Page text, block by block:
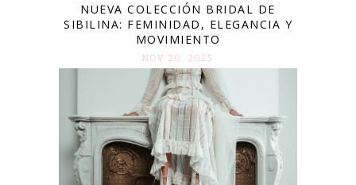
NUEVA COLECCIÓN BRIDAL DE
SIBILINA: FEMINIDAD, ELEGANCIA Y
MOVIMIENTO
NOV 20. 2025